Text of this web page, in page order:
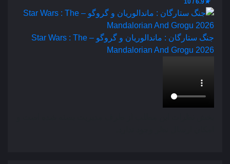
جنگ ستارگان : ماندالوریان و گروگو – Star Wars : The
Mandalorian And Grogu 2026